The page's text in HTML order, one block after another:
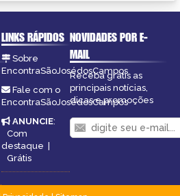
LINKS RÁPIDOS
Sobre
EncontraSãoJosédosCampos
Fale com o
EncontraSãoJosédosCampos
ANUNCIE:
Com
destaque |
Grátis
NOVIDADES POR E-
MAIL
Receba grátis as
principais notícias,
dicas e promoções